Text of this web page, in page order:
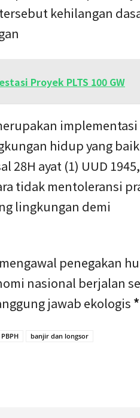
kehilangan
Proyek PLTS 100 GW
hidup yang
28H ayat (1) UUD 1945,
tidak mentoleransi
lingkungan demi
penegakan
nasional berjalan
jawab ekologis
PBPH banjir dan longsor